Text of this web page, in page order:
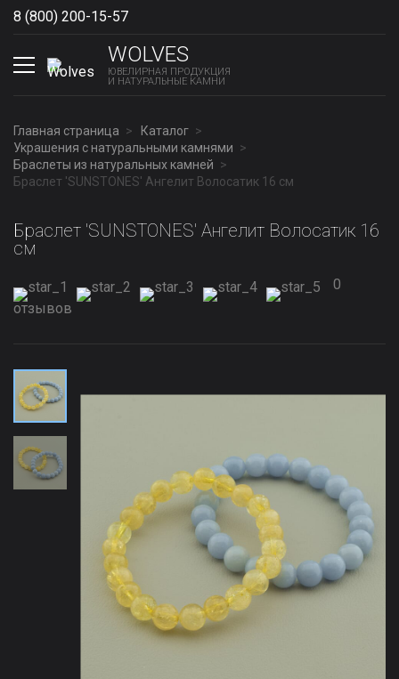
8 (800) 200-15-57
WOLVES
ЮВЕЛИРНАЯ ПРОДУКЦИЯ
И НАТУРАЛЬНЫЕ КАМНИ
Главная страница
Каталог
Украшения с натуральными камнями
Браслеты из натуральных камней
Браслет 'SUNSTONES' Ангелит Волосатик 16 см
Браслет 'SUNSTONES' Ангелит Волосатик 16
см
0
отзывов